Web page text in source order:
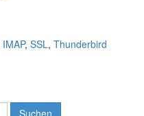
IMAP, SSL, Thunderbird